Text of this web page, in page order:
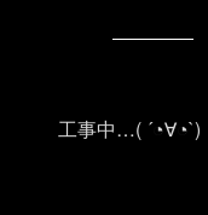
工事中…( ´◔∀◔`)ゞ